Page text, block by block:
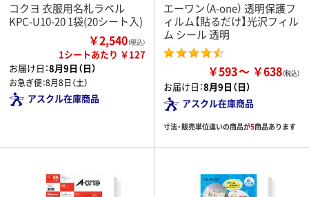
コクヨ 衣服用名札ラベル
KPC-U10-20 1袋(20シート入)
￥2,540（税込）
1シートあたり ￥127
お届け日：8月9日（日）
お急ぎ便：8月8日（土）
アスクル在庫商品
エーワン（A-one） 透明保護フ
ィルム【貼るだけ】光沢フィル
ム シール 透明
￥593 ￥638
お届け日：8月9日（日）
アスクル在庫商品
寸法・販売単位違いの商品が5商品あります